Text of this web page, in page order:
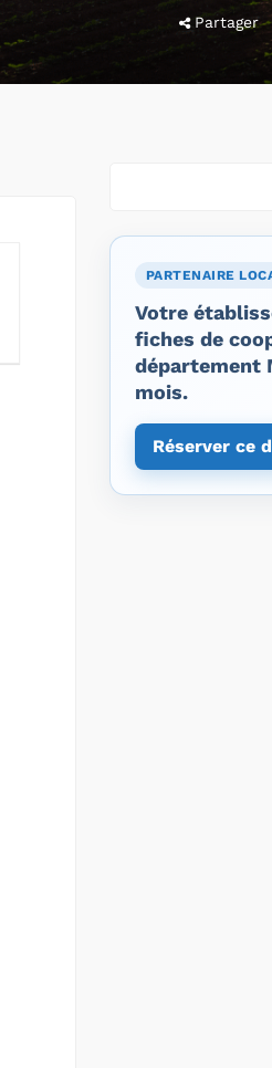
Partager
PARTENAIRE
Votre
fiches de
département
mois.
Réserver ce